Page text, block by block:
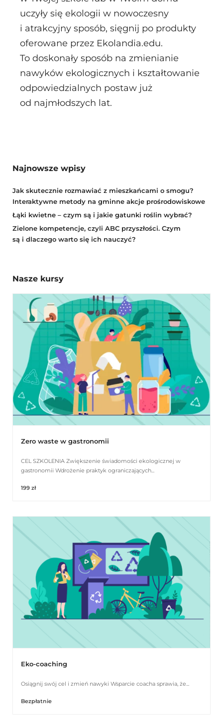
uczyły się ekologii w nowoczesny
i atrakcyjny sposób, sięgnij po produkty
oferowane przez Ekolandia.edu.
To doskonały sposób na zmienianie
nawyków ekologicznych i kształtowanie
odpowiedzialnych postaw już
od najmłodszych lat.
Najnowsze wpisy
Jak skutecznie rozmawiać z mieszkańcami o smogu?
Interaktywne metody na gminne akcje prośrodowiskowe
Łąki kwietne – czym są i jakie gatunki roślin wybrać?
Zielone kompetencje, czyli ABC przyszłości. Czym
są i dlaczego warto się ich nauczyć?
Nasze kursy
Zero waste w gastronomii
CEL SZKOLENIA Zwiększenie świadomości ekologicznej w
gastronomii Wdrożenie praktyk ograniczających...
199 zł
Eko-coaching
Osiągnij swój cel i zmień nawyki Wsparcie coacha sprawia, że...
Bezpłatnie